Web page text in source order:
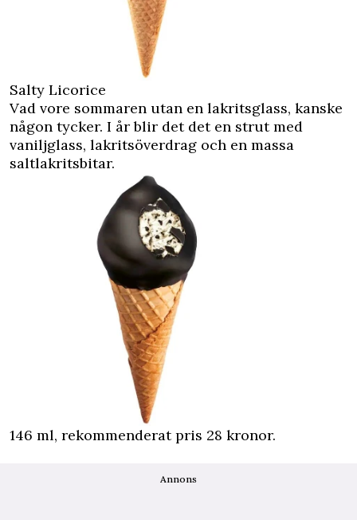
Salty Licorice
Vad vore sommaren utan en lakritsglass, kanske
någon tycker. I år blir det det en strut med
vaniljglass, lakritsöverdrag och en massa
saltlakritsbitar.
146 ml, rekommenderat pris 28 kronor.
Annons